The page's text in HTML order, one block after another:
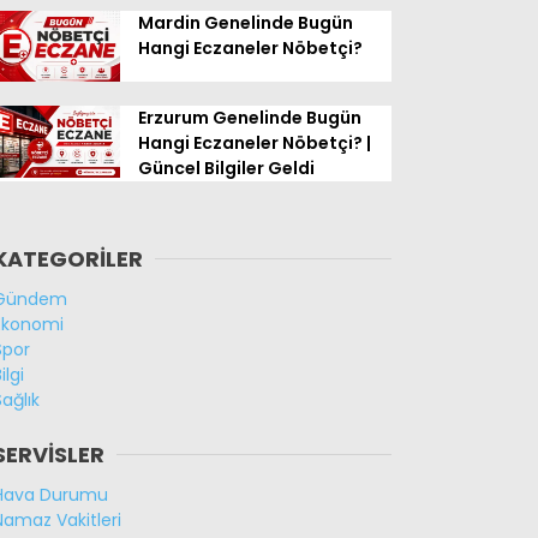
Mardin Genelinde Bugün
Hangi Eczaneler Nöbetçi?
Erzurum Genelinde Bugün
Hangi Eczaneler Nöbetçi? |
Güncel Bilgiler Geldi
Durumu
Vakitleri